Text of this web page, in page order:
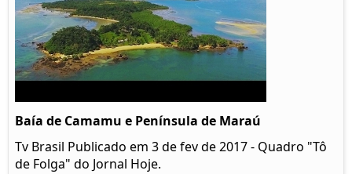
Baía de Camamu e Península de Maraú
Tv Brasil Publicado em 3 de fev de 2017 - Quadro "Tô
de Folga" do Jornal Hoje.